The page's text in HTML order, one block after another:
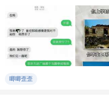
唧唧歪歪
鱼小二